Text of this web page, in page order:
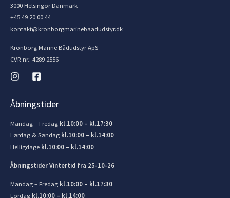
3000 Helsingør Danmark
+45 49 20 00 44
kontakt@kronborgmarinebaadudstyr.dk
Kronborg Marine Bådudstyr ApS
CVR.nr.: 4289 2556
Åbningstider
Mandag – Fredag kl.10:00 – kl.17:30
Lørdag & Søndag kl.10:00 – kl.14:00
Helligdage kl.10:00 – kl.14:00
Åbningstider Vintertid fra 25-10-26
Mandag – Fredag kl.10:00 – kl.17:30
Lørdag kl.10:00 – kl.14:00